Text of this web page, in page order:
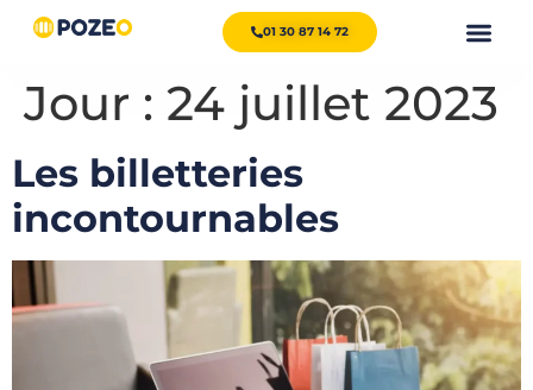
01 30 87 14 72
Jour : 24 juillet 2023
Les billetteries
incontournables